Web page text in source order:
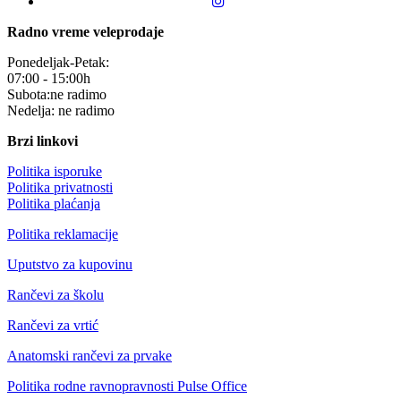
Radno vreme veleprodaje
Ponedeljak-Petak:
07:00 - 15:00h
Subota:ne radimo
Nedelja: ne radimo
Brzi linkovi
Politika isporuke
Politika privatnosti
Politika plaćanja
Politika reklamacije
Uputstvo za kupovinu
Rančevi za školu
Rančevi za vrtić
Anatomski rančevi za prvake
Politika rodne ravnopravnosti Pulse Office